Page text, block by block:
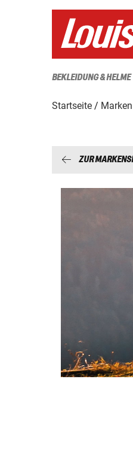
BEKLEIDUNG & HELME
Startseite Marken
ZUR